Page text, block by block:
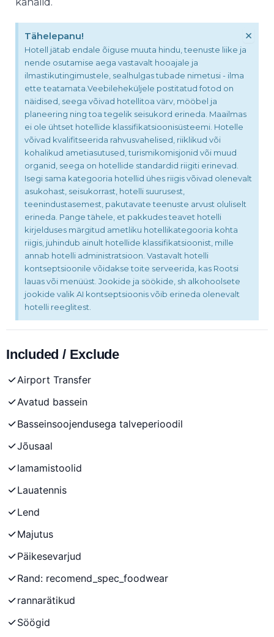
Tähelepanu!
Hotell jätab endale õiguse muuta hindu, teenuste liike ja
nende osutamise aega vastavalt hooajale ja
ilmastikutingimustele, sealhulgas tubade nimetusi - ilma
ette teatamata.Veebileheküljele postitatud fotod on
näidised, seega võivad hotellitoa värv, mööbel ja
planeering ning toa tegelik seisukord erineda. Maailmas
ei ole ühtset hotellide klassifikatsioonisüsteemi. Hotelle
võivad kvalifitseerida rahvusvahelised, riiklikud või
kohalikud ametiasutused, turismikomisjonid või muud
organid, seega on hotellide standardid riigiti erinevad.
Isegi sama kategooria hotellid ühes riigis võivad olenevalt
asukohast, seisukorrast, hotelli suurusest,
teenindustasemest, pakutavate teenuste arvust oluliselt
erineda. Pange tähele, et pakkudes teavet hotelli
kirjelduses märgitud ametliku hotellikategooria kohta
riigis, juhindub ainult hotellide klassifikatsioonist, mille
annab hotelli administratsioon. Vastavalt hotelli
kontseptsioonile võidakse toite serveerida, kas Rootsi
lauas või menüüst. Jookide ja söökide, sh alkohoolsete
jookide valik AI kontseptsioonis võib erineda olenevalt
hotelli reeglitest.
×
Included / Exclude
Airport Transfer
Avatud bassein
Basseinsoojendusega talveperioodil
Jõusaal
lamamistoolid
Lauatennis
Lend
Majutus
Päikesevarjud
Rand: recomend_spec_foodwear
rannarätikud
Söögid